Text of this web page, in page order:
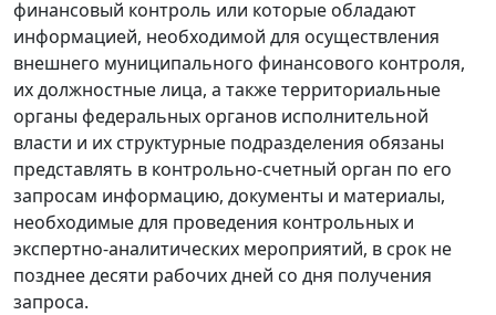
финансовый контроль или которые обладают
информацией, необходимой для осуществления
внешнего муниципального финансового контроля,
их должностные лица, а также территориальные
органы федеральных органов исполнительной
власти и их структурные подразделения обязаны
представлять в контрольно-счетный орган по его
запросам информацию, документы и материалы,
необходимые для проведения контрольных и
экспертно-аналитических мероприятий, в срок не
позднее десяти рабочих дней со дня получения
запроса.